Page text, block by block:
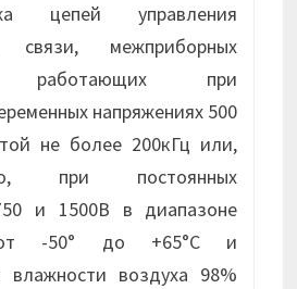
цепей управления
связи, межприборных
работающих при
напряжениях 500
не более 200кГц или,
при постоянных
и 1500В в диапазоне
от -50° до +65°С и
влажности воздуха 98%